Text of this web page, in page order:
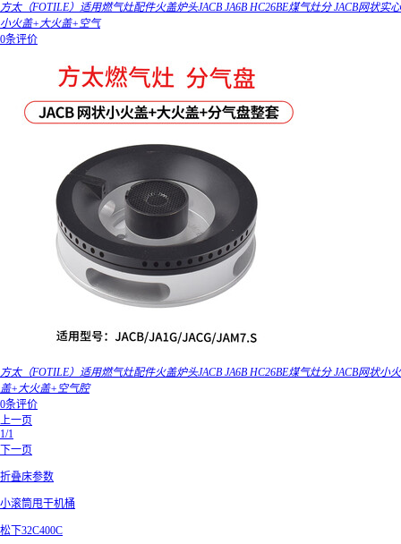
方太（FOTILE）适用燃气灶配件火盖炉头JACB JA6B HC26BE煤气灶分 JACB网状实心
小火盖+大火盖+空气
0条评价
方太（FOTILE）适用燃气灶配件火盖炉头JACB JA6B HC26BE煤气灶分 JACB网状小火
盖+大火盖+空气腔
0条评价
上一页
1/1
下一页
折叠床参数
小滚筒甩干机桶
松下32C400C